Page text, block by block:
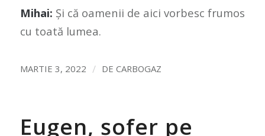
Mihai: Și că oamenii de aici vorbesc frumos
cu toată lumea.
MARTIE 3, 2022 / DE CARBOGAZ
Eugen, șofer pe